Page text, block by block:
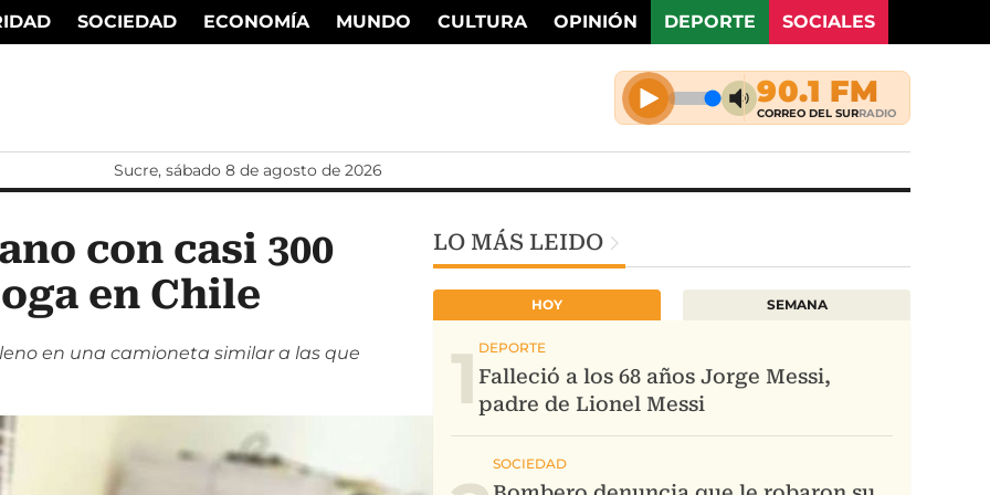
SOCIEDAD ECONOMÍA MUNDO CULTURA OPINIÓN DEPORTE SOCIALES
Sucre, sábado 8 de agosto de 2026
con casi 300
en Chile
en una camioneta similar a las que
LO MÁS LEIDO
HOY SEMANA
1